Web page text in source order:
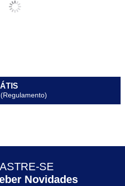
no Pix
de Experiência
SE
Novidades